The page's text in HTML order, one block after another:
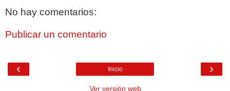
No hay comentarios:
Publicar un comentario
‹ ›
Inicio
Ver versión web